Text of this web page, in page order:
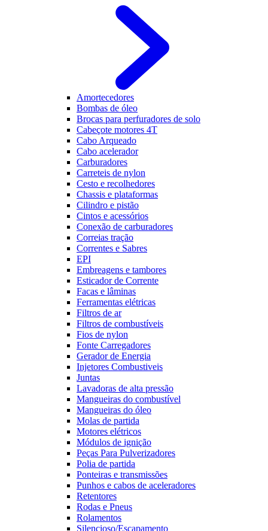
Amortecedores
Bombas de óleo
Brocas para perfuradores de solo
Cabeçote motores 4T
Cabo Arqueado
Cabo acelerador
Carburadores
Carreteis de nylon
Cesto e recolhedores
Chassis e plataformas
Cilindro e pistão
Cintos e acessórios
Conexão de carburadores
Correias tração
Correntes e Sabres
EPI
Embreagens e tambores
Esticador de Corrente
Facas e lâminas
Ferramentas elétricas
Filtros de ar
Filtros de combustíveis
Fios de nylon
Fonte Carregadores
Gerador de Energia
Injetores Combustiveis
Juntas
Lavadoras de alta pressão
Mangueiras do combustível
Mangueiras do óleo
Molas de partida
Motores elétricos
Módulos de ignição
Peças Para Pulverizadores
Polia de partida
Ponteiras e transmissões
Punhos e cabos de aceleradores
Retentores
Rodas e Pneus
Rolamentos
Silencioso/Escapamento